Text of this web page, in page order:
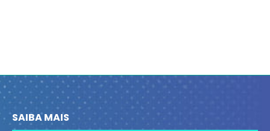
SAIBA MAIS